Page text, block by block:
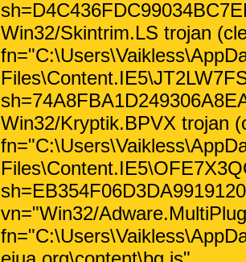
Win32/Skintrim.LS trojan
Win32/Kryptik.BPVX trojan
vn="Win32/